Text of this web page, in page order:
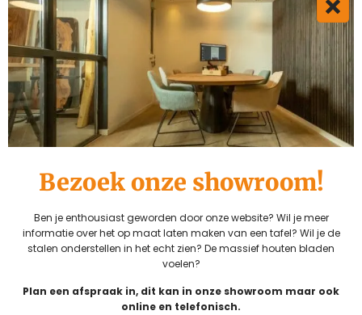
Bezoek onze showroom!
Ben je enthousiast geworden door onze website? Wil je meer
informatie over het op maat laten maken van een tafel? Wil je de
stalen onderstellen in het echt zien? De massief houten bladen
voelen?
Plan een afspraak in, dit kan in onze showroom maar ook
online en telefonisch.
Vraag Rick!
Vragen over dit product?
Neem contact met ons op!
050 211 0385